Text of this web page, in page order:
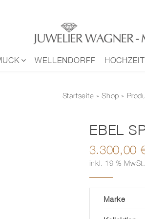
WELLENDORFF HOCHZEIT
Startseite »Shop »
EBEL
3.300,00
inkl. 19 % MwSt.
Marke